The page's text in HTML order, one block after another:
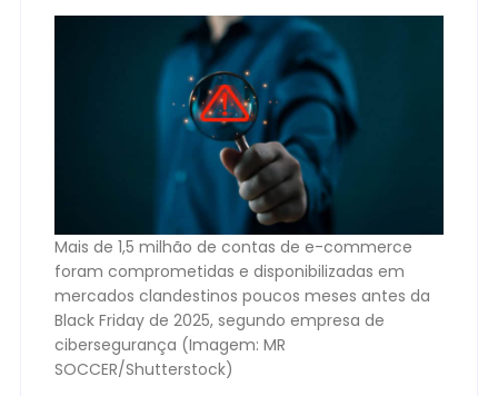
Mais de 1,5 milhão de contas de e-commerce
foram comprometidas e disponibilizadas em
mercados clandestinos poucos meses antes da
Black Friday de 2025, segundo empresa de
cibersegurança (Imagem: MR
SOCCER/Shutterstock)